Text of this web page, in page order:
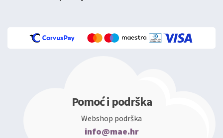
Pomoć i podrška
Webshop podrška
info@mae.hr